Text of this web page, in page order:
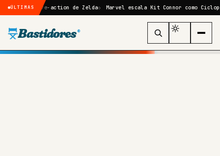
ÚLTIMAS
live-action de Zelda Marvel escala Kit Connor como Ciclope no
Bastidores ®